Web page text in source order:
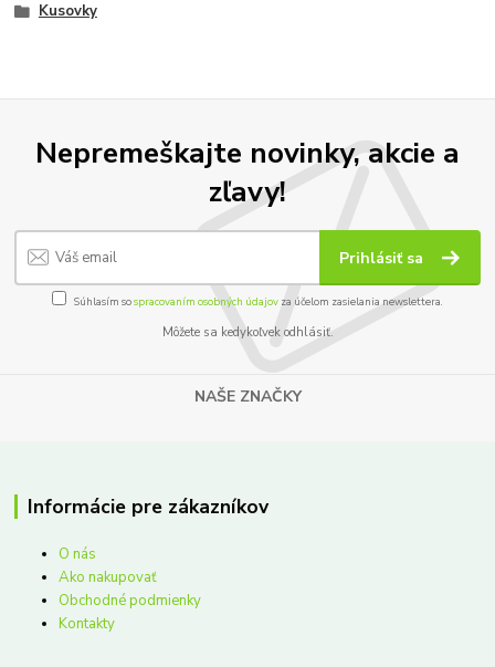
Kusovky
Nepremeškajte novinky, akcie a
zľavy!
Prihlásiť sa
Súhlasím sospracovaním osobných údajov za účelom zasielania newslettera.
Môžete sa kedykoľvek odhlásiť.
NAŠE ZNAČKY
Informácie pre zákazníkov
O nás
Ako nakupovať
Obchodné podmienky
Kontakty